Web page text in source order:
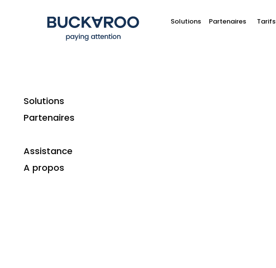
Solutions Partenaires Tarifs
Solutions
Partenaires
Assistance
A propos
Whitepapers